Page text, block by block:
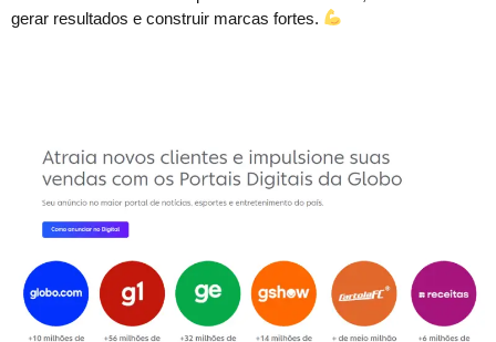
gerar resultados e construir marcas fortes.